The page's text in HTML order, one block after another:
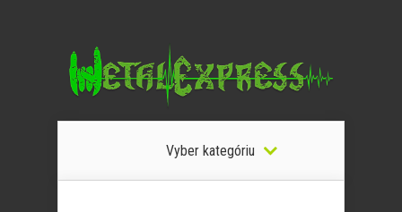
Vyber kategóriu